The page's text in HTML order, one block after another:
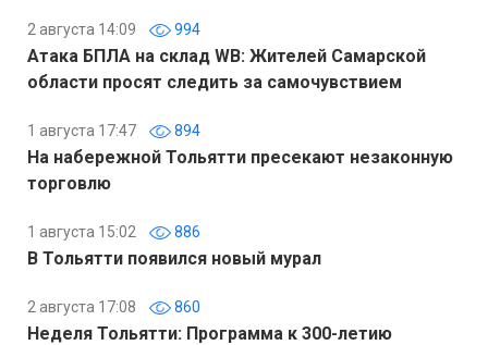
2 августа 14:09 994
Атака БПЛА на склад WB: Жителей Самарской
области просят следить за самочувствием
1 августа 17:47 894
На набережной Тольятти пресекают незаконную
торговлю
1 августа 15:02 886
В Тольятти появился новый мурал
2 августа 17:08 860
Неделя Тольятти: Программа к 300-летию